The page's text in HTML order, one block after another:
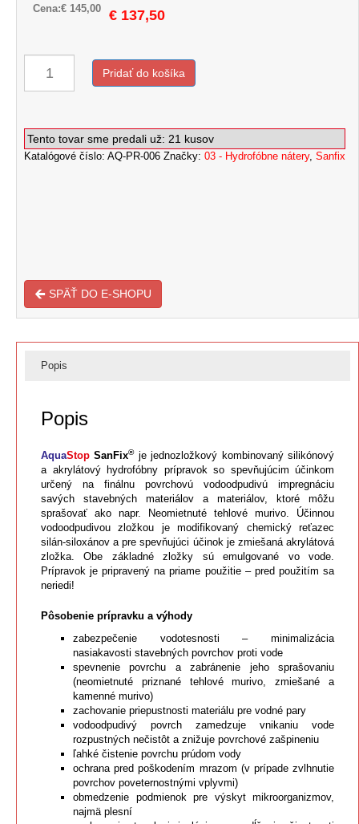
Original
was:
€ 145,00.
€ 137,50Current
is:
€ 137,50.
Cena:€ 145,00
Pridať do košíka
AquaStop
SanFix®
(10
Tento tovar sme predali už: 21 kusov
Katalógové číslo:AQ-PR-006 Značky:03 - Hydrofóbne nátery,Sanfix
SPÄŤ DO E-SHOPU
Popis
Popis
AquaStop SanFix®je jednozložkový kombinovaný silikónový
a akrylátový hydrofóbny prípravok so spevňujúcim účinkom
určený na finálnu povrchovú vodoodpudivú impregnáciu
savých stavebných materiálov a materiálov, ktoré môžu
sprašovať ako napr. Neomietnuté tehlové murivo. Účinnou
vodoodpudivou zložkou je modifikovaný chemický reťazec
silán-siloxánov a pre spevňujúci účinok je zmiešaná akrylátová
zložka. Obe základné zložky sú emulgované vo vode.
Prípravok je pripravený na priame použitie – pred použitím sa
neriedi!
Pôsobenie prípravku a výhody
zabezpečenie vodotesnosti – minimalizácia
nasiakavosti stavebných povrchov proti vode
spevnenie povrchu a zabránenie jeho sprašovaniu
(neomietnuté priznané tehlové murivo, zmiešané a
kamenné murivo)
zachovanie priepustnosti materiálu pre vodné pary
vodoodpudivý povrch zamedzuje vnikaniu vode
rozpustných nečistôt a znižuje povrchové zašpineniu
ľahké čistenie povrchu prúdom vody
ochrana pred poškodením mrazom (v prípade zvlhnutie
povrchov poveternostnými vplyvmi)
obmedzenie podmienok pre výskyt mikroorganizmov,
najmä plesní